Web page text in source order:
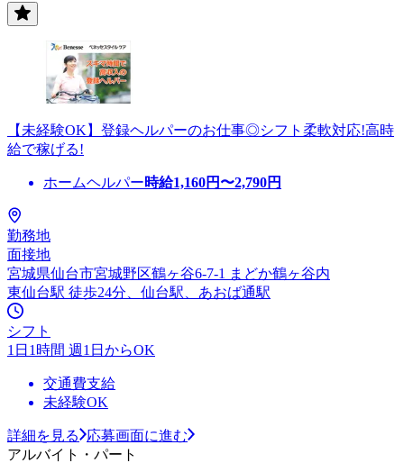
【未経験OK】登録ヘルパーのお仕事◎シフト柔軟対応!高時
給で稼げる!
ホームヘルパー時給1,160円〜2,790円
勤務地
面接地
宮城県仙台市宮城野区鶴ヶ谷6-7-1 まどか鶴ヶ谷内
東仙台駅 徒歩24分、仙台駅、あおば通駅
シフト
1日1時間 週1日からOK
交通費支給
未経験OK
詳細を見る
応募画面に進む
アルバイト・パート